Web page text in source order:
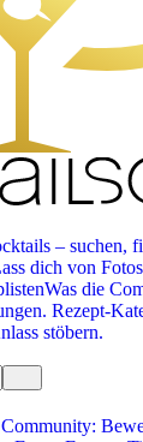
– suchen,
dich von
Was die
Rezept-
stöbern.